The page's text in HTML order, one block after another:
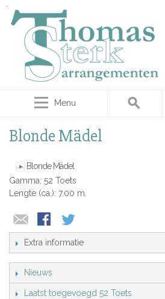
Menu
Blonde Mädel
Blonde Mädel
Gamma: 52 Toets
Lengte (ca.): 7.00 m.
Extra informatie
Nieuws
Laatst toegevoegd 52 Toets